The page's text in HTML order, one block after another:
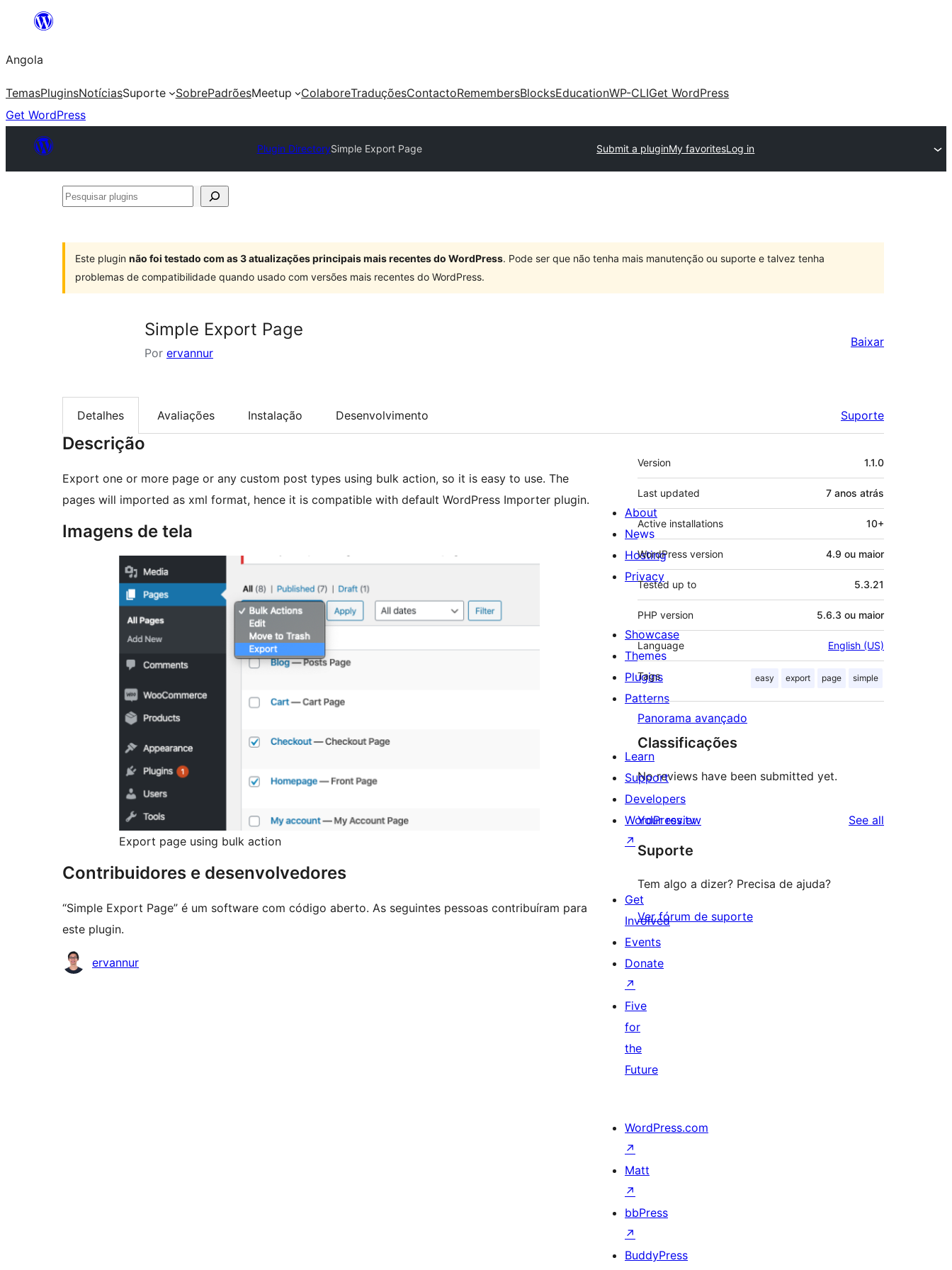
Saltar
o
conteúdo
Angola
TemasPluginsNotíciasSuporte SobrePadrõesMeetup ColaboreTraduçõesContactoRemembersBlocksEducationWP-CLIGet WordPress
Get WordPress
Plugin DirectorySimple Export Page Submit a pluginMy favoritesLog in
Pesquisar
Este plugin não foi testado com as 3 atualizações principais mais recentes do WordPress. Pode ser que não tenha mais manutenção ou suporte e talvez tenha
problemas de compatibilidade quando usado com versões mais recentes do WordPress.
Simple Export Page
Por ervannur
Baixar
Detalhes Avaliações Instalação Desenvolvimento Suporte
Descrição
Export one or more page or any custom post types using bulk action, so it is easy to use. The
pages will imported as xml format, hence it is compatible with default WordPress Importer plugin.
Imagens de tela
Export page using bulk action
Contribuidores e desenvolvedores
“Simple Export Page” é um software com código aberto. As seguintes pessoas contribuíram para
este plugin.
Contribuidores
ervannur
Meta
Version 1.1.0
Last updated 7 anos atrás
Active installations 10+
WordPress version 4.9 ou maior
Tested up to 5.3.21
PHP version 5.6.3 ou maior
Language English (US)
Tags easy export page simple
Panorama avançado
Classificações
No reviews have been submitted yet.
Your review See all
Suporte
Tem algo a dizer? Precisa de ajuda?
Ver fórum de suporte
About
News
Hosting
Privacy
Showcase
Themes
Plugins
Patterns
Learn
Support
Developers
WordPress.tv
↗
Get
Involved
Events
Donate
↗
Five
for
the
Future
WordPress.com
↗
Matt
↗
bbPress
↗
BuddyPress